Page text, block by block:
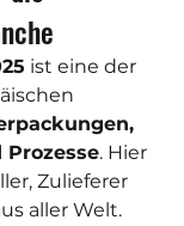
ist eine der
Prozesse. Hier
Zulieferer
aller Welt.